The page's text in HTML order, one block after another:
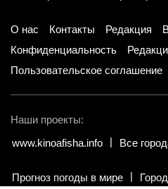
О нас Контакты Редакция
Конфиденциальность
Пользовательское соглашение
Наши проекты:
www.kinoafisha.info
Все
Прогноз погоды в мире